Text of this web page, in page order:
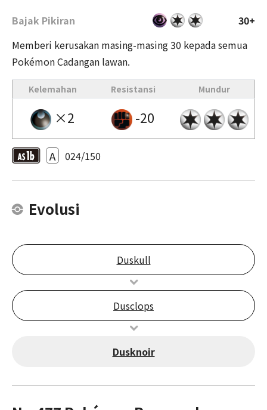
Bajak Pikiran
30+
Memberi kerusakan masing-masing 30 kepada semua
Pokémon Cadangan lawan.
Kelemahan Resistansi Mundur
×2 -20
A 024/150
Evolusi
Duskull
Dusclops
Dusknoir